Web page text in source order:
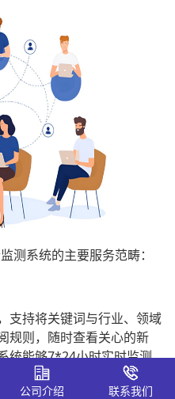
测系统的主要服务范畴：
支持将关键词与行业、领域
规则，随时查看关心的新
统能够7*24小时实时监测
间发现负面舆情或敏感信
户可根据需要自定义监测主
公司介绍 联系我们